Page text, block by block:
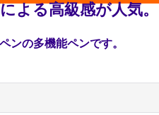
よる高級感が人気。
ンの多機能ペンです。